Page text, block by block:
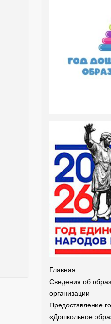
Главная
Сведения об
организации
Предоставление
«Дошкольное